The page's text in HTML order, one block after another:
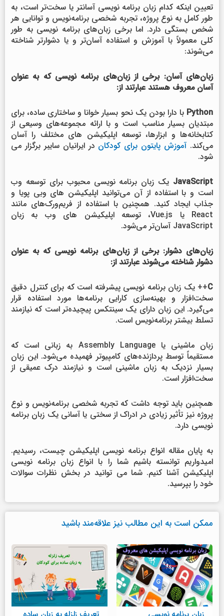
تعیین اینکه کدام زبان برنامه نویسی آسانتر یا سخت‌تر است، به
طور کامل به نوع پروژه، تجربه شخصی برنامه‌نویس و توانایی هر
شخص بستگی دارد. اما برخی زبان‌های برنامه نویسی به طور
کلی معمولاً با آموزش و استفاده آسان‌تر و یا دشوارتر شناخته
می‌شوند:
زبان‌های آسان: برخی از زبان‌های برنامه نویسی که به عنوان
آسان معروف هستند عبارتند از:
Python با دارا بودن یک نحو بسیار خوانا و ساختاری ساده، برای
مبتدیان بسیار مناسب است و با ارائه مجموعه‌های وسیعی از
کتابخانه‌ها و ابزارها، توسعه اپلیکیشن های مختلف را آسان
می‌کند.آموزش پایتون برای کودکان در ایرانیان سایبر برگزار می
شود.
JavaScript یک زبان برنامه نویسی محبوب برای توسعه وب
است و با استفاده از آن می‌توانید اپلیکیشن های وبی پویا و
جذاب ایجاد کنید. همچنین با استفاده از فریم‌ورک‌های مانند
React یا Vue.js، توسعه اپلیکیشن های وب به زبان
JavaScript آسان‌تر می‌شود.
زبان‌های دشوار: برخی از زبان‌های برنامه نویسی که به عنوان
دشوار شناخته می‌شوند عبارتند از:
C++ یک زبان برنامه نویسی پیشرفته است که برای کنترل دقیق
سخت‌افزار و بهینه‌سازی کارایی برنامه‌ها مورد استفاده قرار
می‌گیرد. این زبان دارای یک سینتکس پیچیده‌تر است که نیازمند
تسلط بیشتر برنامه‌نویس است.
زبان ماشینی یا Assembly Language به زبانی است که
مستقیماً توسط پردازنده‌های کامپیوتر فهمیده می‌شود. این زبان
بسیار نزدیک به زبان ماشینی است و نیازمند درک عمیقی از
سخت‌افزار است.
همچنین باید توجه داشت که تجربه شخصی برنامه‌نویس و نوع
پروژه نیز تأثیر زیادی در ادراک از سختی یا آسانی یک زبان برنامه
نویسی دارد.
به پایان مقاله انواع برنامه نویسی اپلیکیشن چیست، رسیدیم.
امیدواریم توانسته باشیم شما را با انواع زبان برنامه نویسی
اپلیکیشن آشنا کنیم. شما می توانید در بخش نظرات سوالات
خود را بپرسید.
ممکن است به این مطالب نیز علاقه‌مند باشید